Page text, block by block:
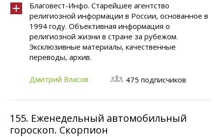
Благовест-Инфо. Старейшее агентство
религиозной информации в России, основанное в
1994 году. Объективная информация о
религиозной жизни в стране за рубежом.
Эксклюзивные материалы, качественные
переводы, архив.
Дмитрий Власов 475 подписчиков
155. Еженедельный автомобильный
гороскоп. Скорпион